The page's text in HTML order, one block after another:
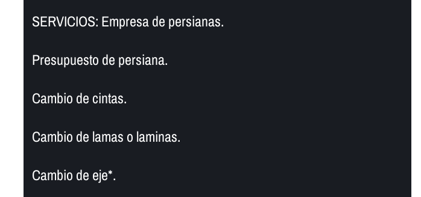
SERVICIOS: Empresa de persianas.
Presupuesto de persiana.
Cambio de cintas.
Cambio de lamas o laminas.
Cambio de eje*.